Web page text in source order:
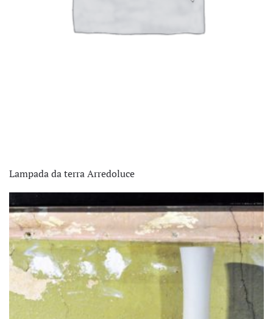
Lampada da terra Arredoluce